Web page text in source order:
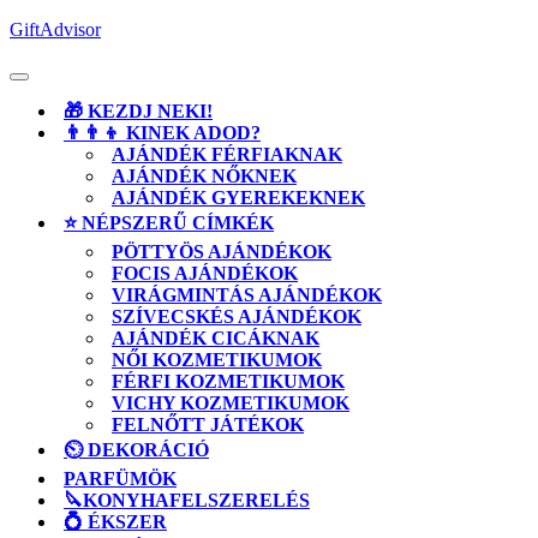
Skip
content
GiftAdvisor
Open
🎁 KEZDJ NEKI!
👨‍👨‍👦 KINEK ADOD?
AJÁNDÉK FÉRFIAKNAK
AJÁNDÉK NŐKNEK
AJÁNDÉK GYEREKEKNEK
⭐ NÉPSZERŰ CÍMKÉK
PÖTTYÖS AJÁNDÉKOK
FOCIS AJÁNDÉKOK
VIRÁGMINTÁS AJÁNDÉKOK
SZÍVECSKÉS AJÁNDÉKOK
AJÁNDÉK CICÁKNAK
NŐI KOZMETIKUMOK
FÉRFI KOZMETIKUMOK
VICHY KOZMETIKUMOK
FELNŐTT JÁTÉKOK
⏲️ DEKORÁCIÓ
PARFÜMÖK
🔪KONYHAFELSZERELÉS
💍 ÉKSZER